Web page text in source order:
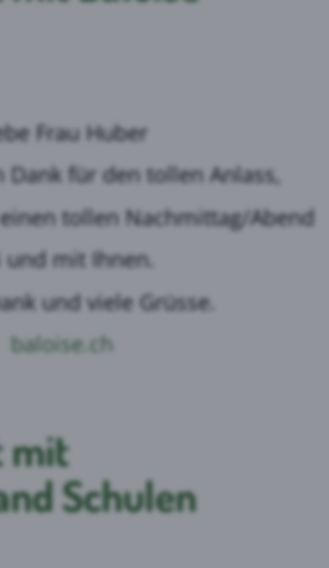
Frau Huber
für den tollen Anlass,
tollen Nachmittag/Abend
und mit Ihnen.
und viele Grüsse.
baloise.ch
mit
Schulen